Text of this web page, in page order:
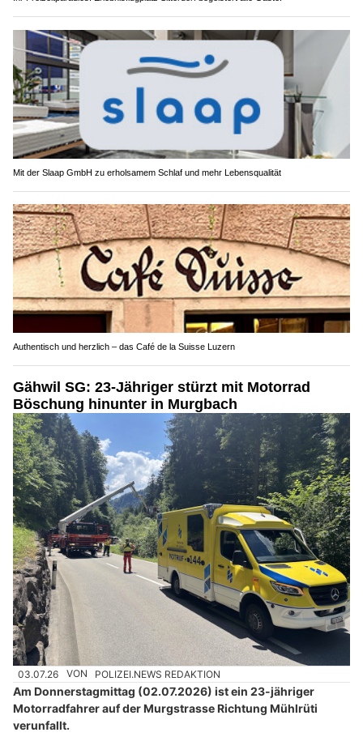
Mit der Slaap GmbH zu erholsamem Schlaf und mehr Lebensqualität
Authentisch und herzlich – das Café de la Suisse Luzern
Gähwil SG: 23-Jähriger stürzt mit Motorrad
Böschung hinunter in Murgbach
03.07.26 VON POLIZEI.NEWS REDAKTION
Am Donnerstagmittag (02.07.2026) ist ein 23-jähriger
Motorradfahrer auf der Murgstrasse Richtung Mühlrüti
verunfallt.